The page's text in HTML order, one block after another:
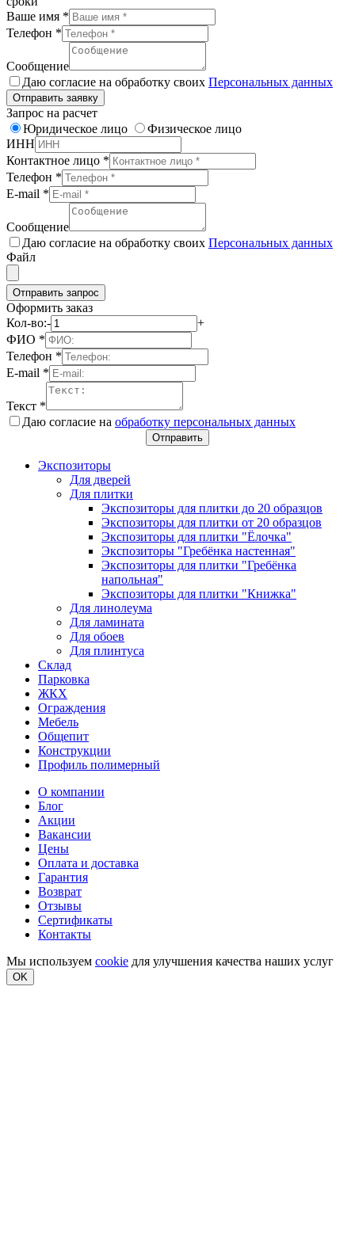
Ваше имя *
Телефон *
Сообщение
Даю согласие на обработку своих Персональных данных
Отправить заявку
Запрос на расчет
Юридическое лицо
Физическое лицо
ИНН
Контактное лицо *
Телефон *
E-mail *
Сообщение
Даю согласие на обработку своих Персональных данных
Файл
Отправить запрос
Оформить заказ
Кол-во:-
+
ФИО *
Телефон *
E-mail *
Текст *
Даю согласие на обработку персональных данных
Отправить
Экспозиторы
Для дверей
Для плитки
Экспозиторы для плитки до 20 образцов
Экспозиторы для плитки от 20 образцов
Экспозиторы для плитки "Ёлочка"
Экспозиторы "Гребёнка настенная"
Экспозиторы для плитки "Гребёнка
напольная"
Экспозиторы для плитки "Книжка"
Для линолеума
Для ламината
Для обоев
Для плинтуса
Склад
Парковка
ЖКХ
Ограждения
Мебель
Общепит
Конструкции
Профиль полимерный
О компании
Блог
Акции
Вакансии
Цены
Оплата и доставка
Гарантия
Возврат
Отзывы
Сертификаты
Контакты
Мы используем cookie для улучшения качества наших услуг
OK